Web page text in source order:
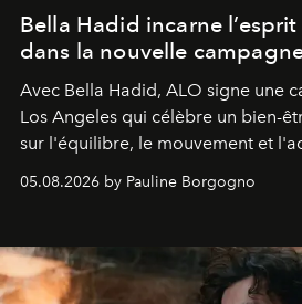
Bella Hadid incarne
dans la nouvelle
Avec Bella Hadid, ALO signe une
Los Angeles qui célèbre un bien-
sur l'équilibre, le mouvement et
05.08.2026 by Pauline Borgogno